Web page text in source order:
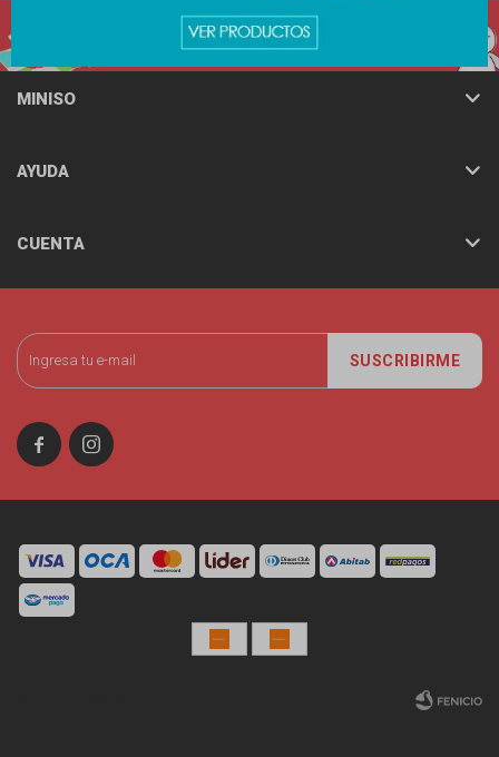
SUSCRIBIRME
 
MINISO
AYUDA
CUENTA